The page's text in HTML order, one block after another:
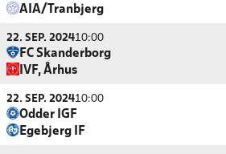
AIA/Tranbjerg
22. SEP. 202410:00
FC Skanderborg
IVF, Århus
22. SEP. 202410:00
Odder IGF
Egebjerg IF